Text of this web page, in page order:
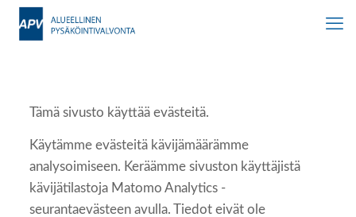
Tämä sivusto käyttää evästeitä.
Käytämme evästeitä kävijämäärämme
analysoimiseen. Keräämme sivuston käyttäjistä
kävijätilastoja Matomo Analytics -
seurantaevästeen avulla. Tiedot eivät ole